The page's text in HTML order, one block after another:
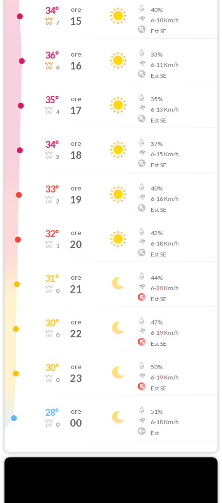
34°
7
ore
15
40%
6-10Km/h
Est SE
36°
6
ore
16
33%
6-11Km/h
Est SE
35°
4
ore
17
35%
6-13 Km/h
Est SE
34°
3
ore
18
37%
6-15 Km/h
Est SE
33°
2
ore
19
40%
6-16Km/h
Est SE
32°
1
ore
20
42%
6-18Km/h
Est SE
31°
0
ore
21
44%
6-20Km/h
Est SE
30°
0
ore
22
47%
6-19Km/h
Est SE
30°
0
ore
23
50%
6-19Km/h
Est SE
28°
0
ore
00
51%
6-18Km/h
Est